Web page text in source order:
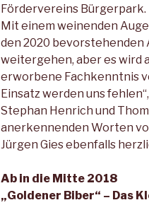
Fördervereins Bürgerpark.
Mit einem weinenden
den 2020 bevorstehenden
weitergehen, aber es wird
erworbene Fachkenntnis
Einsatz werden uns
Stephan Henrich und
anerkennenden Worten
Jürgen Gies ebenfalls
Ab in die Mitte 2018
„Goldener Biber“ – Das